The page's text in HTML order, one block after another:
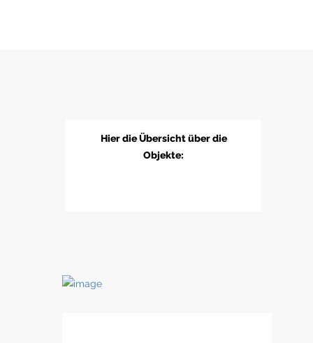
Hier die Übersicht über die
Objekte: